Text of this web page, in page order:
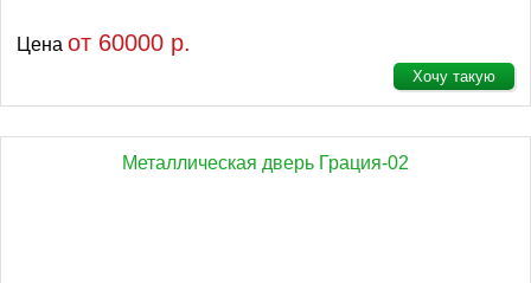
Цена от 60000 р.
Хочу такую
Металлическая дверь Грация-02